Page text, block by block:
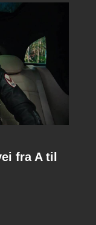
fra A til